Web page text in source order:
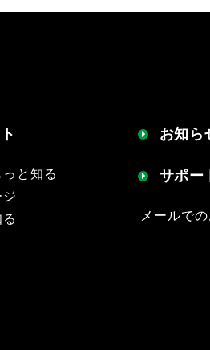
と知る
お知ら
サポー
メールで